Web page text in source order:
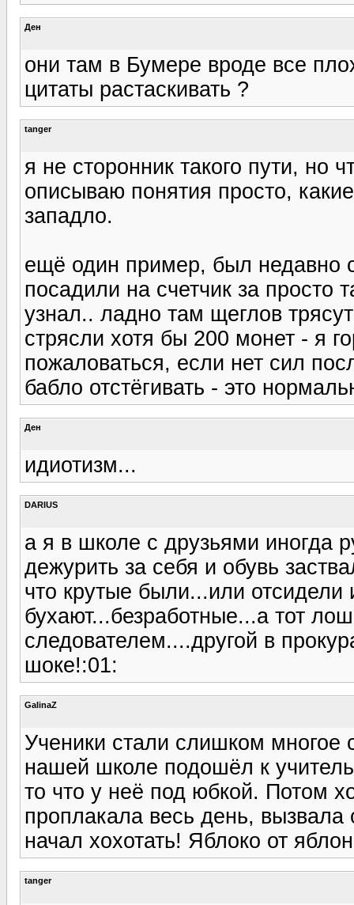
Ден
они там в Бумере вроде все
цитаты растаскивать ?
tanger
я не сторонник такого пути, но
описываю понятия просто,
западло.
ещё один пример, был недавно
посадили на счетчик за просто
узнал.. ладно там щеглов
стрясли хотя бы 200 монет - я
пожаловаться, если нет сил
бабло отстёгивать - это
Ден
идиотизм...
DARIUS
а я в школе с друзьями иногда
дежурить за себя и обувь
что крутые были...или отсидели
бухают...безработные...а тот
следователем....другой в
шоке!:01:
GalinaZ
Ученики стали слишком многое
нашей школе подошёл к
то что у неё под юбкой. Потом
проплакала весь день, вызвала
начал хохотать! Яблоко от
tanger